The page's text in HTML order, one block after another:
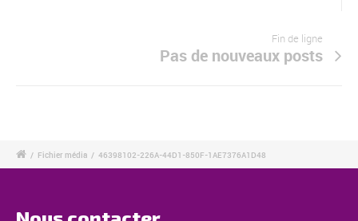
Fin de ligne
Pas de nouveaux posts
/ Fichier média / 46398102-226A-44D1-850F-1AE7376A1D48